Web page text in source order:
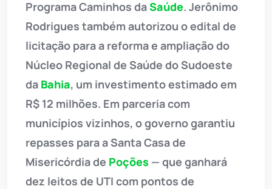
Programa Caminhos daSaúde. Jerônimo
Rodrigues também autorizou o edital de
licitação para a reforma e ampliação do
Núcleo Regional de Saúde do Sudoeste
da Bahia, um investimento estimado em
R$ 12 milhões. Em parceria com
municípios vizinhos, o governo garantiu
repasses para a Santa Casa de
Misericórdia de Poções — que ganhará
dez leitos de UTI com pontos de